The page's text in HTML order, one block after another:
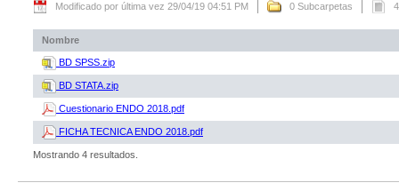
Modificado por última vez 29/04/19 04:51 PM 0 Subcarpetas
Nombre
BD SPSS.zip
BD STATA.zip
Cuestionario ENDO 2018.pdf
FICHA TECNICA ENDO 2018.pdf
Mostrando 4 resultados.